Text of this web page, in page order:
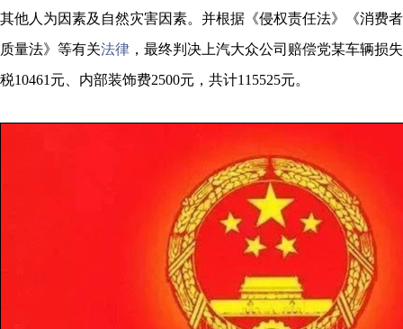
其他人为因素及自然灾害因素。并根据《侵权责任法》《消费
质量法》等有关法律 ，最终判决上汽大众公司赔偿党某车辆损
税10461元、内部装饰费2500元，共计115525元。